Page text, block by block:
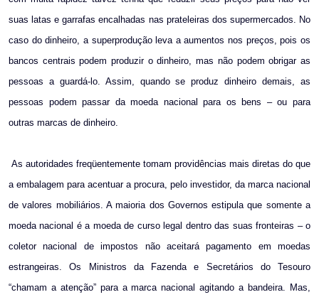
suas latas e garrafas encalhadas nas prateleiras dos supermercados. No
caso do dinheiro, a superprodução leva a aumentos nos preços, pois os
bancos centrais podem produzir o dinheiro, mas não podem obrigar as
pessoas a guardá-lo. Assim, quando se produz dinheiro demais, as
pessoas podem passar da moeda nacional para os bens – ou para
outras marcas de dinheiro.
As autoridades freqüentemente tomam providências mais diretas do que
a embalagem para acentuar a procura, pelo investidor, da marca nacional
de valores mobiliários. A maioria dos Governos estipula que somente a
moeda nacional é a moeda de curso legal dentro das suas fronteiras – o
coletor nacional de impostos não aceitará pagamento em moedas
estrangeiras. Os Ministros da Fazenda e Secretários do Tesouro
“chamam a atenção” para a marca nacional agitando a bandeira. Mas,